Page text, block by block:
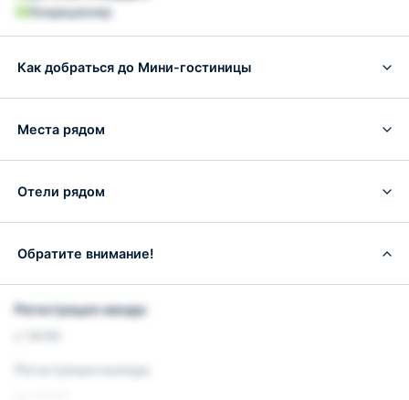
Кондиционер
Как добраться до Мини-гостиницы
Места рядом
Отели рядом
Обратите внимание!
Регистрация заезда: